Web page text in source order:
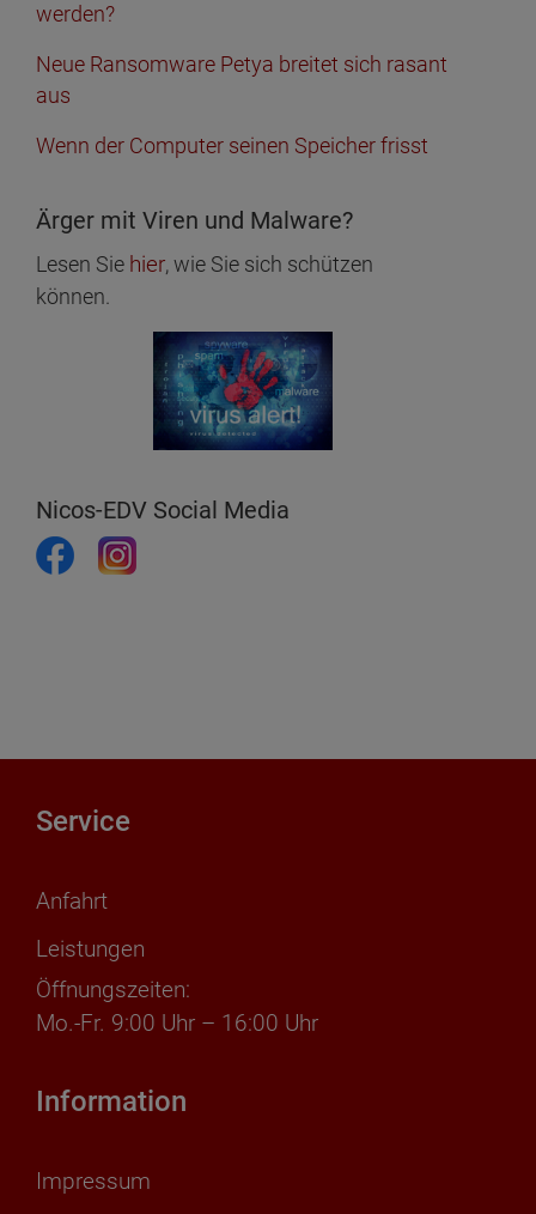
werden?
Neue Ransomware Petya breitet sich rasant
aus
Wenn der Computer seinen Speicher frisst
Ärger mit Viren und Malware?
Lesen Sie hier, wie Sie sich schützen
können.
Nicos-EDV Social Media
Service
Anfahrt
Leistungen
Öffnungszeiten:
Mo.-Fr. 9:00 Uhr – 16:00 Uhr
Information
Impressum